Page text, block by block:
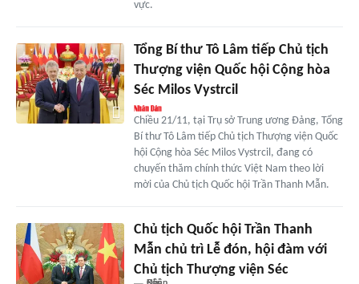
vực.
Tổng Bí thư Tô Lâm tiếp Chủ tịch
Thượng viện Quốc hội Cộng hòa
Séc Milos Vystrcil
Chiều 21/11, tại Trụ sở Trung ương Đảng, Tổng
Bí thư Tô Lâm tiếp Chủ tịch Thượng viện Quốc
hội Cộng hòa Séc Milos Vystrcil, đang có
chuyến thăm chính thức Việt Nam theo lời
mời của Chủ tịch Quốc hội Trần Thanh Mẫn.
Chủ tịch Quốc hội Trần Thanh
Mẫn chủ trì Lễ đón, hội đàm với
Chủ tịch Thượng viện Séc